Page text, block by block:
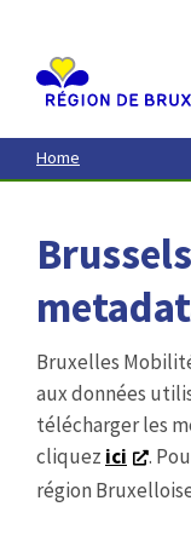
contenu
principal
Home
Bruxelles
aux données
télécharger les
cliquez ici
.
région